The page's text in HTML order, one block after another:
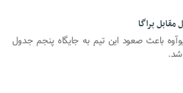
باعث صعود این تیم به جایگاه پنجم جدول
شد.
مذاکرات با ایران باید ادامه یابد